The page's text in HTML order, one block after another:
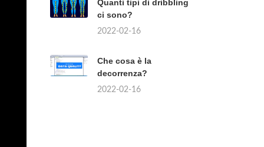
Quanti tipi di dribbling
ci sono?
2022-02-16
Che cosa è la
decorrenza?
2022-02-16